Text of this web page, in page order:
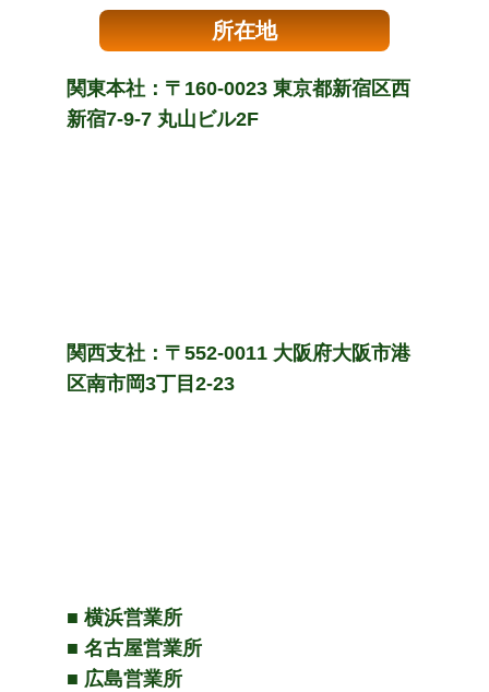
所在地
関東本社：〒160-0023 東京都新宿区西
新宿7-9-7 丸山ビル2F
関西支社：〒552-0011 大阪府大阪市港
区南市岡3丁目2-23
■ 横浜営業所
■ 名古屋営業所
■ 広島営業所